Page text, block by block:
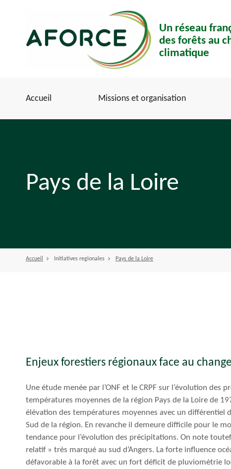
principal
Un réseau
des forêts au
climatique
Accueil Missions et organisation
Pays de la Loire
Accueil Initiatives regionales Pays de la Loire
Enjeux forestiers régionaux face au
Une étude menée par l’ONF et le CRPF sur l’évolution des
températures moyennes de la région Pays de la Loire de
élévation des températures moyennes avec un différentiel
Sud de la région. En revanche il demeure difficile pour le
tendance pour l’évolution des précipitations. On note
relatif » très marqué au sud d’Angers. La forte influence
défavorable à la forêt avec un fort déficit de pluviométrie